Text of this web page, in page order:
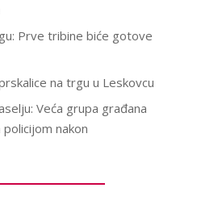
Prve tribine biće gotove
na trgu u Leskovcu
Veća grupa građana
nakon